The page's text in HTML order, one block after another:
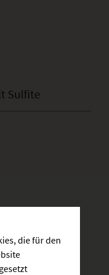
Sulfite
die für den